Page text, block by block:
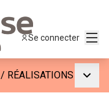
Se connecter
/ RÉALISATIONS